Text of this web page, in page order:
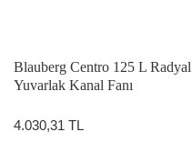
Blauberg Centro 125 L Radyal
Yuvarlak Kanal Fanı
4.030,31 TL